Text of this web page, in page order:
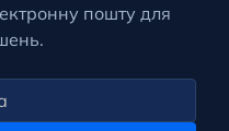
пошту для